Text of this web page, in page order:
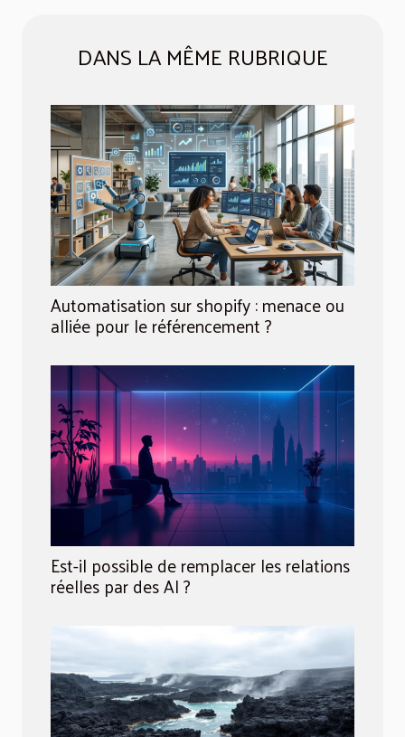
DANS LA MÊME RUBRIQUE
Automatisation sur shopify : menace ou
alliée pour le référencement ?
Est-il possible de remplacer les relations
réelles par des AI ?